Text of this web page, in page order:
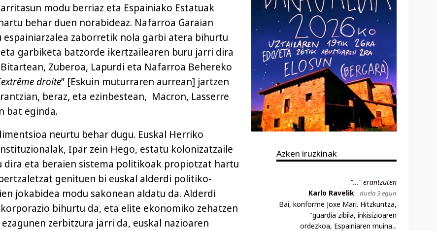
modu berriaz eta Espainiako Estatuak
behar duen norabideaz. Nafarroa Garaian
espainiarzalea zaborretik nola garbi atera bihurtu
garbiketa batzorde ikertzailearen buru jarri dira
Zuberoa, Lapurdi eta Nafarroa Behereko
droite” [Eskuin muturraren aurrean] jartzen
beraz, eta ezinbestean, Macron, Lasserre
bat eginda.
neurtu behar dugu. Euskal Herriko
Ipar zein Hego, estatu kolonizatzaile
dira eta beraien sistema politikoak propiotzat hartu
genituen bi euskal alderdi politiko-
jokabidea modu sakonean aldatu da. Alderdi
bihurtu da, eta elite ekonomiko zehatzen
zerbitzura jarri da, euskal nazioaren
Azken iruzkinak
"..." erantzuten
Karlo Ravelik
duela 3 egun
Bai, konforme Joxe Mari. Hitzkuntza,
"guardia zibila, inkisizioaren
ordezkoa, Espainiaren muina...